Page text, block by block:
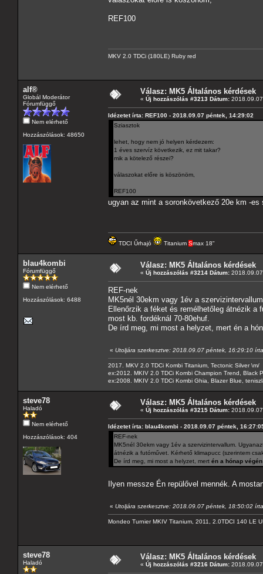
REF100
MKV 2.0 TDCi (180LE) Ruby red
alf®
Globál Moderátor
Fórumfüggő
Nem elérhető
Hozzászólások: 48650
Válasz: MK5 Általános kérdések
« Új hozzászólás #3213 Dátum:
Idézetet írta: REF100 - 2018.09.07 péntek, 14:29:02
Sziasztok
lehet, hogy nem jó helyen kérdezem:
1 éves szervíz következik, ez mit takar?
mik a kötelező részei?
válaszokat előre is köszönöm,
REF100
ugyan az mint a soronkövetkező 20e km -es
TDCI Űrhajó Titanium Smax 18"
blau4kombi
Fórumfüggő
Nem elérhető
Hozzászólások: 6488
Válasz: MK5 Általános kérdések
« Új hozzászólás #3214 Dátum:
REF-nek
MK5nél 30ekm vagy 1év a
Ellenőrzik a féket és remélhetőleg átnézik
most kb. fordéknál 70-80ehuf.
De írd meg, mi most a helyzet, mert én a
« Utoljára szerkesztve: 2018.09.07 péntek, 16:29:10
2017. MKV 2.0 TDCi Kombi Titanium, Tectonic Silver \m/
ex:2012. MKIV 2.0 TDCi Kombi Champion Trend, Black
ex:2008. MKIV 2.0 TDCi Kombi Ghia, Blazer Blue,
steve78
Haladó
Nem elérhető
Hozzászólások: 404
Válasz: MK5 Általános kérdések
« Új hozzászólás #3215 Dátum:
Idézetet írta: blau4kombi - 2018.09.07 péntek,
REF-nek
MK5nél 30ekm vagy 1év a szervizintervallum.
átnézik a futóművet. Kérhető klimapucc (szerintem
De írd meg, mi most a helyzet, mert én a hónap
Ilyen messze Én repülővel mennék. A
« Utoljára szerkesztve: 2018.09.07 péntek, 18:50:02
Mondeo Turnier MKIV Titanium, 2011, 2.0TDCI 140 LE
steve78
Haladó
Válasz: MK5 Általános kérdések
« Új hozzászólás #3216 Dátum: